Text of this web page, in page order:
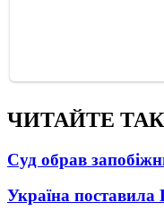
ЧИТАЙТЕ
Суд обрав
Україна